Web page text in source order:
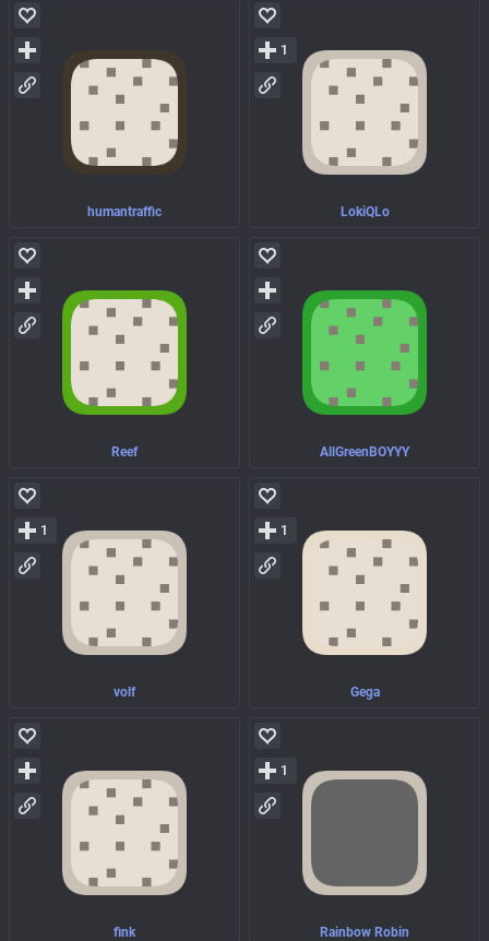
humantraffic LokiQLo
1
Reef AllGreenBOYYY
volf
1
Gega
1
fink Rainbow Robin
1